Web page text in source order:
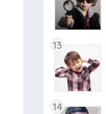
13
14